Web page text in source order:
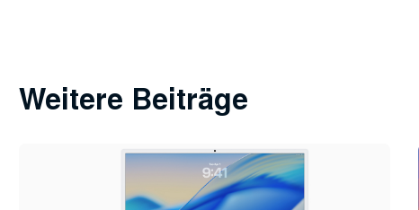
Weitere Beiträge